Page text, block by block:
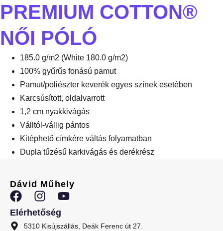
PREMIUM COTTON®
NŐI PÓLÓ
185.0 g/m2 (White 180.0 g/m2)
100% gyűrűs fonású pamut
Pamut/poliészter keverék egyes színek esetében
Karcsúsított, oldalvarrott
1,2 cm nyakkivágás
Válltól-vállig pántos
Kitéphető címkére váltás folyamatban
Dupla tűzésű karkivágás és derékrész
Dávid Műhely
Elérhetőség
5310 Kisújszállás, Deák Ferenc út 27.